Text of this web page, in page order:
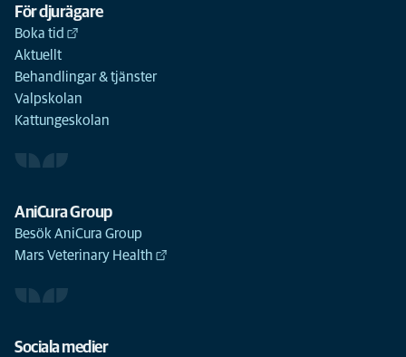
För djurägare
Boka tid
Aktuellt
Behandlingar & tjänster
Valpskolan
Kattungeskolan
AniCura Group
Besök AniCura Group
Mars Veterinary Health
Sociala medier